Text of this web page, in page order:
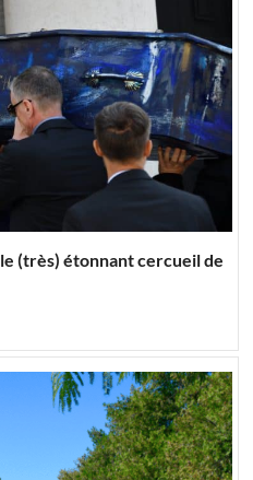
(très) étonnant cercueil de